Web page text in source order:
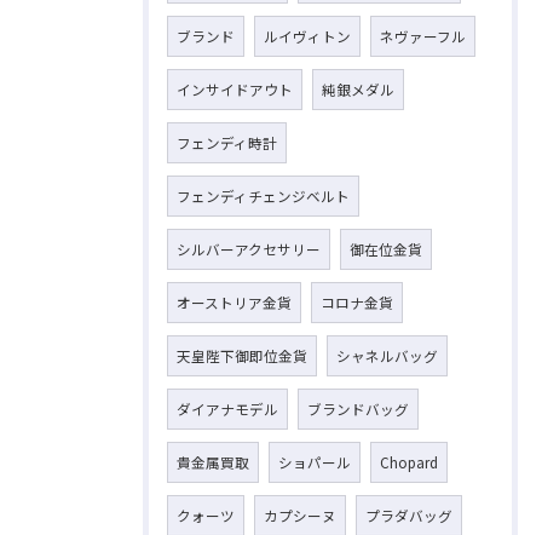
ブランド ルイヴィトン ネヴァーフル
インサイドアウト 純銀メダル
フェンディ時計
フェンディチェンジベルト
シルバーアクセサリー 御在位金貨
オーストリア金貨 コロナ金貨
天皇陛下御即位金貨 シャネルバッグ
ダイアナモデル ブランドバッグ
貴金属買取 ショパール Chopard
クォーツ カプシーヌ プラダバッグ